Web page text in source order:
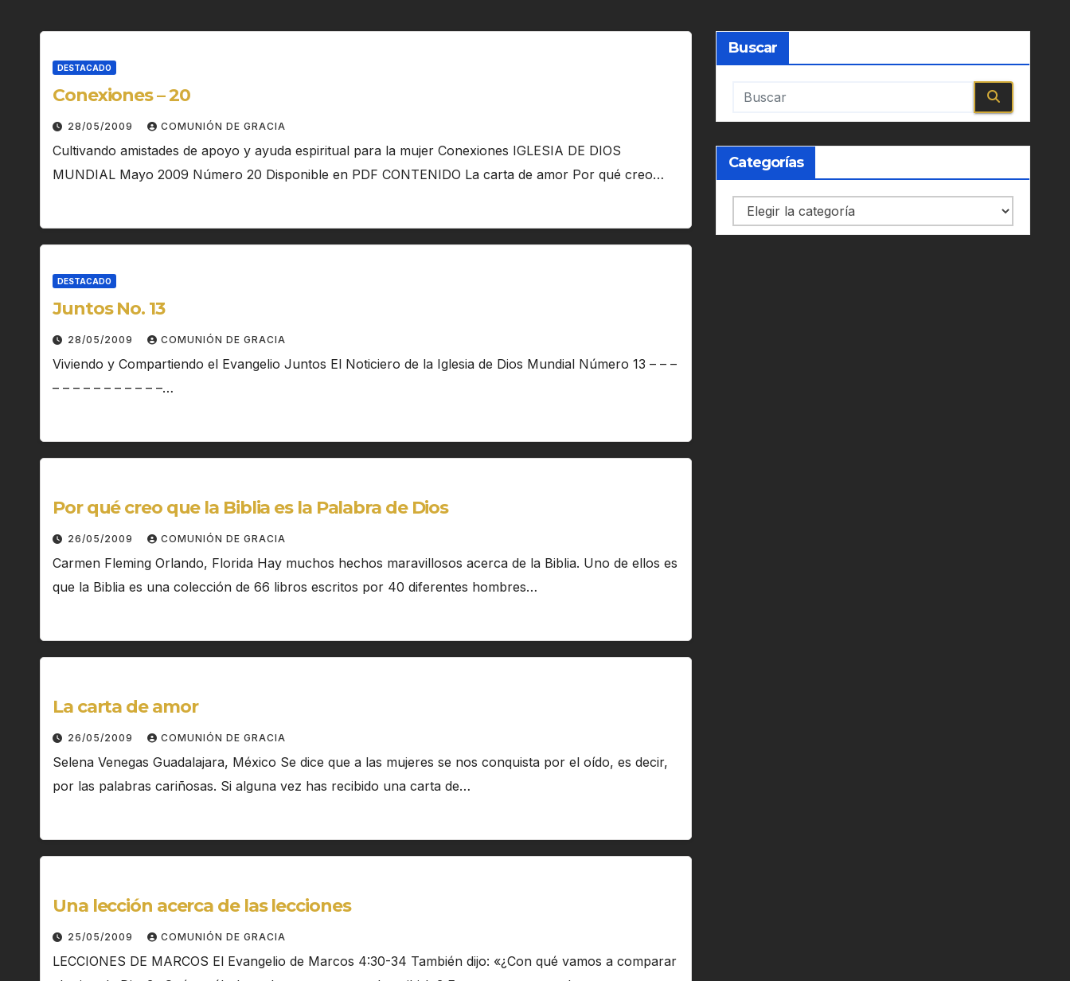
DESTACADO
Conexiones – 20
28/05/2009 COMUNIÓN DE GRACIA
Cultivando amistades de apoyo y ayuda espiritual para la mujer Conexiones IGLESIA DE DIOS
MUNDIAL Mayo 2009 Número 20 Disponible en PDF CONTENIDO La carta de amor Por qué creo…
DESTACADO
Juntos No. 13
28/05/2009 COMUNIÓN DE GRACIA
Viviendo y Compartiendo el Evangelio Juntos El Noticiero de la Iglesia de Dios Mundial Número 13 – – –
– – – – – – – – – – –…
Por qué creo que la Biblia es la Palabra de Dios
26/05/2009 COMUNIÓN DE GRACIA
Carmen Fleming Orlando, Florida Hay muchos hechos maravillosos acerca de la Biblia. Uno de ellos es
que la Biblia es una colección de 66 libros escritos por 40 diferentes hombres…
La carta de amor
26/05/2009 COMUNIÓN DE GRACIA
Selena Venegas Guadalajara, México Se dice que a las mujeres se nos conquista por el oído, es decir,
por las palabras cariñosas. Si alguna vez has recibido una carta de…
Una lección acerca de las lecciones
25/05/2009 COMUNIÓN DE GRACIA
LECCIONES DE MARCOS El Evangelio de Marcos 4:30-34 También dijo: «¿Con qué vamos a comparar
Buscar
Categorías
Categorías